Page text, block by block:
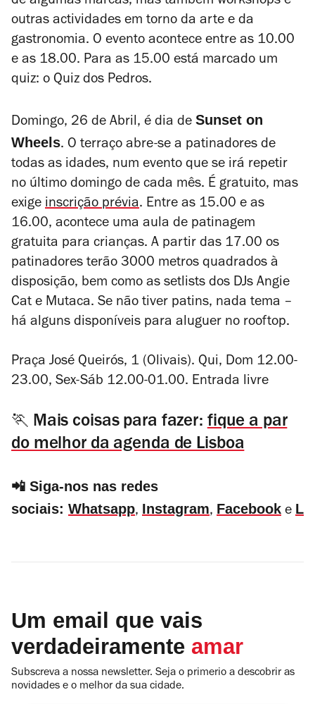
outras actividades em torno da arte e da
gastronomia. O evento acontece entre as 10.00
e as 18.00. Para as 15.00 está marcado um
quiz: o Quiz dos Pedros.
Domingo, 26 de Abril, é dia de Sunset on
Wheels. O terraço abre-se a patinadores de
todas as idades, num evento que se irá repetir
no último domingo de cada mês. É gratuito, mas
exige inscrição prévia. Entre as 15.00 e as
16.00, acontece uma aula de patinagem
gratuita para crianças. A partir das 17.00 os
patinadores terão 3000 metros quadrados à
disposição, bem como as setlists dos DJs Angie
Cat e Mutaca. Se não tiver patins, nada tema –
há alguns disponíveis para aluguer no rooftop.
Praça José Queirós, 1 (Olivais). Qui, Dom 12.00-
23.00, Sex-Sáb 12.00-01.00. Entrada livre
🏃 Mais coisas para fazer: fique a par
do melhor da agenda de Lisboa
📲 Siga-nos nas redes
sociais: Whatsapp, Instagram, Facebook e
Um email que vais
verdadeiramente amar
Subscreva a nossa newsletter. Seja o primerio a descobrir as
novidades e o melhor da sua cidade.